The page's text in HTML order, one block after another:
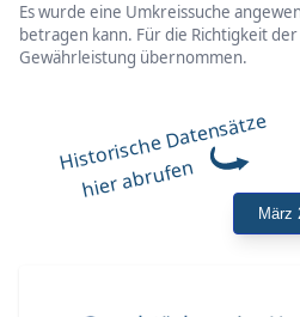
Es wurde eine Umkreissuche
betragen kann. Für die Richtigkeit
Gewährleistung übernommen.
Historische Datensätze
hier abrufen